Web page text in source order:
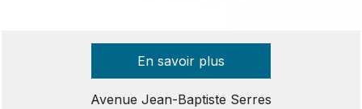
Avenue Jean-Baptiste Serres